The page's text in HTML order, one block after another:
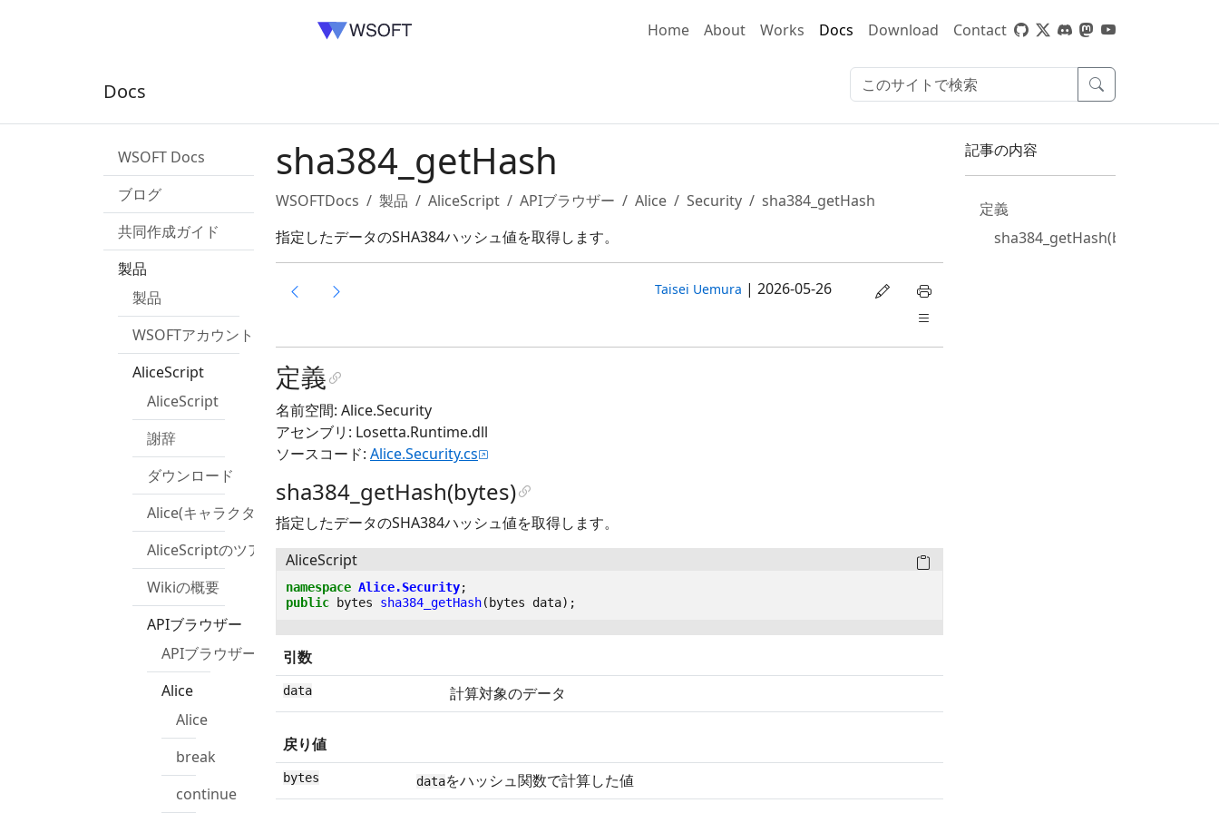
Home About Works Docs Download Contact
Docs
WSOFT Docs
ブログ
共同作成ガイド
製品
製品
WSOFTアカウント
AliceScript
AliceScript
謝辞
ダウンロード
Alice(キャラクター)
AliceScriptのツアー
Wikiの概要
APIブラウザー
APIブラウザー
Alice
Alice
break
continue
記事の内容
定義
sha384_getHash(bytes)
sha384_getHash
WSOFTDocs 製品 AliceScript APIブラウザー Alice Security
sha384_getHash
指定したデータのSHA384ハッシュ値を取得します。
Taisei Uemura | 2026-05-26
定義
名前空間: Alice.Security
アセンブリ: Losetta.Runtime.dll
ソースコード: Alice.Security.cs
sha384_getHash(bytes)
指定したデータのSHA384ハッシュ値を取得します。
AliceScript
namespace Alice.Security;
public
bytes sha384_getHash( bytes data);
引数
data 計算対象のデータ
戻り値
bytes dataをハッシュ関数で計算した値